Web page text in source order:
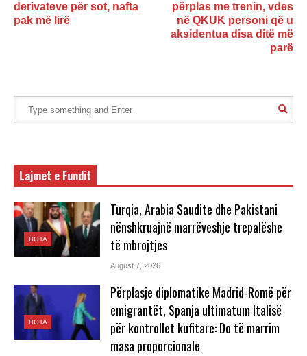
derivateve për sot, nafta
pak më lirë
përplas me trenin, vdes
në QKUK personi që u
aksidentua disa ditë më
parë
Lajmet e Fundit
BOTA
Turqia, Arabia Saudite dhe Pakistani
nënshkruajnë marrëveshje trepalëshe
të mbrojtjes
August 7, 2026
BOTA
Përplasje diplomatike Madrid-Romë për
emigrantët, Spanja ultimatum Italisë
për kontrollet kufitare: Do të marrim
masa proporcionale